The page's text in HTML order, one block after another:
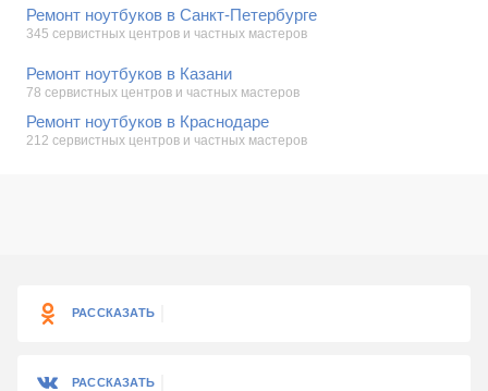
Ремонт ноутбуков в Санкт-Петербурге
345 сервистных центров и частных мастеров
Ремонт ноутбуков в Казани
78 сервистных центров и частных мастеров
Ремонт ноутбуков в Краснодаре
212 сервистных центров и частных мастеров
РАССКАЗАТЬ
РАССКАЗАТЬ